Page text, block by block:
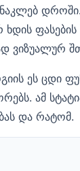
ხდის
ვიზუალურ
ეს ცდი
ამ
და რატომ.